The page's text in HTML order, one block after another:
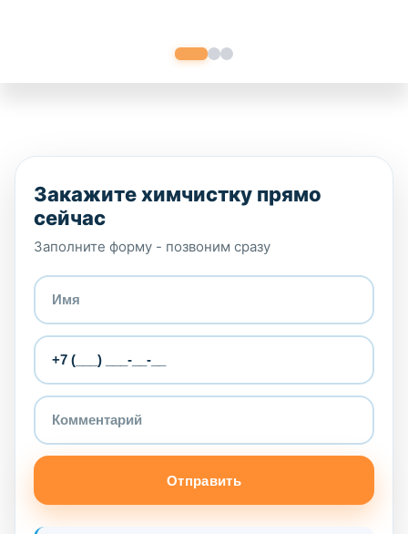
Закажите химчистку прямо
сейчас
Заполните форму - позвоним сразу
Отправить